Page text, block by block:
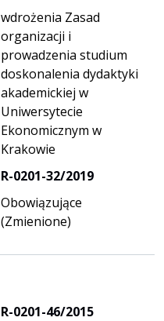
wdrożenia Zasad
organizacji i
prowadzenia studium
doskonalenia dydaktyki
akademickiej w
Uniwersytecie
Ekonomicznym w
Krakowie
R-0201-32/2019
Obowiązujące
(Zmienione)
R-0201-46/2015